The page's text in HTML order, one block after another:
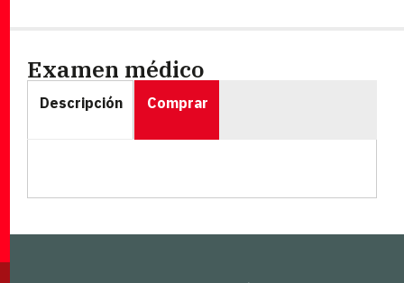
Examen médico
Descripción Comprar